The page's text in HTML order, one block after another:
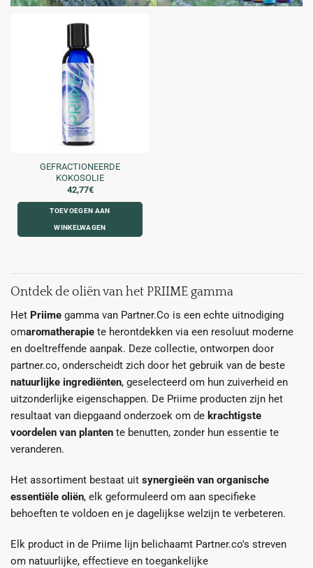
GEFRACTIONEERDE
KOKOSOLIE
42,77€
TOEVOEGEN AAN
WINKELWAGEN
Ontdek de oliën van het PRIIME gamma
Het Priime gamma van Partner.Co is een echte uitnodiging
omaromatherapie te herontdekken via een resoluut moderne
en doeltreffende aanpak. Deze collectie, ontworpen door
partner.co, onderscheidt zich door het gebruik van de beste
natuurlijke ingrediënten, geselecteerd om hun zuiverheid en
uitzonderlijke eigenschappen. De Priime producten zijn het
resultaat van diepgaand onderzoek om de krachtigste
voordelen van planten te benutten, zonder hun essentie te
veranderen.
Het assortiment bestaat uit synergieën van organische
essentiële oliën, elk geformuleerd om aan specifieke
behoeften te voldoen en je dagelijkse welzijn te verbeteren.
Elk product in de Priime lijn belichaamt Partner.co's streven
om natuurlijke, effectieve en toegankelijke